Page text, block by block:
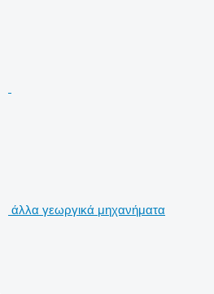
άλλα γεωργικά μηχανήματα